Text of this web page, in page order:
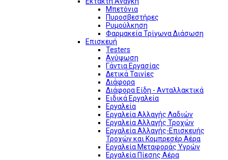
Μπετόνια
Πυροσβεστήρες
Ρυμούλκηση
Φαρμακεία Τρίγωνα Διάσωση
Επισκευή
Testers
Ανύψωση
Γάντια Εργασίας
Δετικά Ταινίες
Διάφορα
Διάφορα Είδη - Ανταλλακτικά
Ειδικά Εργαλεία
Εργαλεία
Εργαλεία Αλλαγής Λαδιών
Εργαλεία Αλλαγής Τροχών
Εργαλεία Αλλαγής-Επισκευής
Τροχών και Κομπρεσέρ Αέρα
Εργαλεία Μεταφοράς Υγρών
Εργαλεία Πίεσης Αέρα